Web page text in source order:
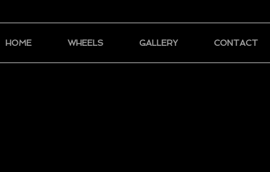
HOME WHEELS GALLERY CONTACT